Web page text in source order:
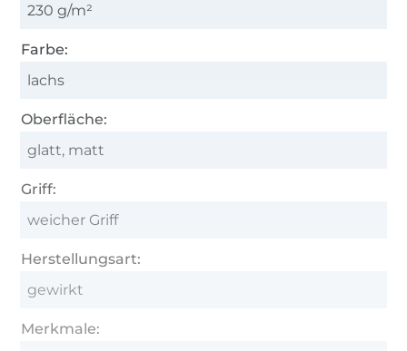
230 g/m²
Farbe:
lachs
Oberfläche:
glatt, matt
Griff:
weicher Griff
Herstellungsart:
gewirkt
Merkmale: